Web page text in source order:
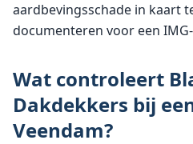
aardbevingsschade in kaart
documenteren voor een
Wat controleert
Dakdekkers bij
Veendam?